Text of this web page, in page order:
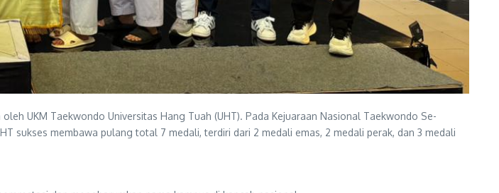
UKM Taekwondo Universitas Hang Tuah (UHT). Pada Kejuaraan Nasional Taekwondo Se-
sukses membawa pulang total 7 medali, terdiri dari 2 medali emas, 2 medali perak, dan 3 medali